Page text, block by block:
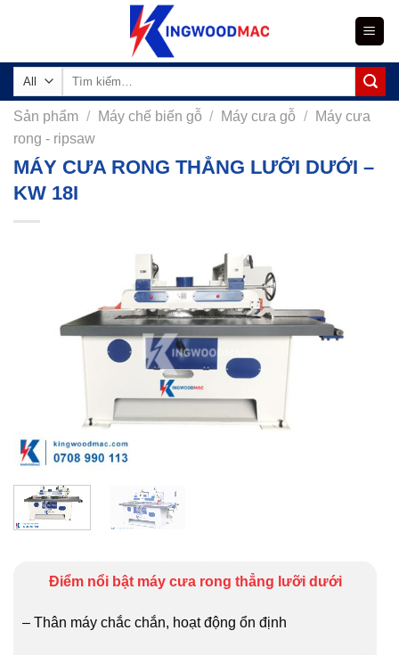
Tìm
Sản phẩm / Máy chế biến gỗ / Máy cưa gỗ /
Máy cưa
rong - ripsaw
MÁY CƯA RONG THẲNG LƯỠI DƯỚI –
KW 18I
Điểm nổi bật máy cưa rong thẳng lưỡi dưới
– Thân máy chắc chắn, hoạt động ổn định